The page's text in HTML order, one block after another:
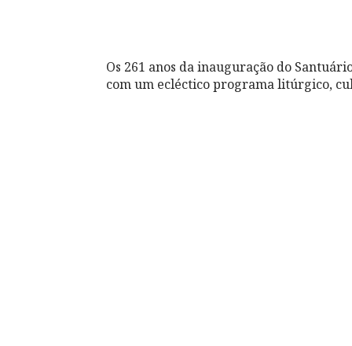
Os 261 anos da inauguração do
com um ecléctico programa litúrgico,